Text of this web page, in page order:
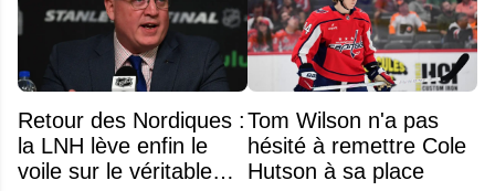
Retour des Nordiques :
la LNH lève enfin le
voile sur le véritable
Tom Wilson n'a pas
hésité à remettre Cole
Hutson à sa place